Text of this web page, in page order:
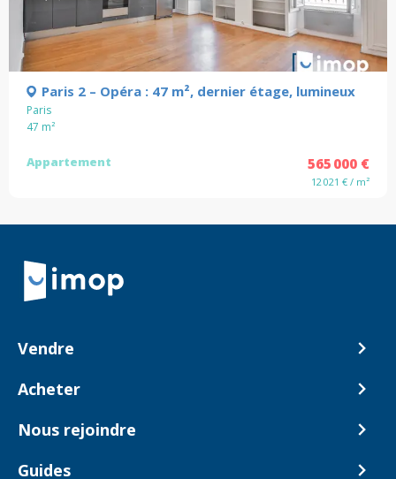
Paris 2 – Opéra : 47 m², dernier étage, lumineux
Paris
47 m²
Appartement 565 000 €
12 021 € / m²
Retour à la navigation principale
Vendre
Comment ça marche ?
Acheter
Biens en vente
Nous rejoindre
Devenir Conseiller
Guides